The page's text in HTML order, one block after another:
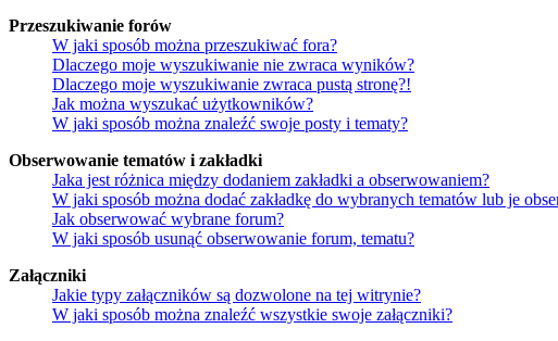
Przeszukiwanie forów
W jaki sposób można przeszukiwać fora?
Dlaczego moje wyszukiwanie nie zwraca wyników?
Dlaczego moje wyszukiwanie zwraca pustą stronę?!
Jak można wyszukać użytkowników?
W jaki sposób można znaleźć swoje posty i tematy?
Obserwowanie tematów i zakładki
Jaka jest różnica między dodaniem zakładki a obserwowaniem?
W jaki sposób można dodać zakładkę do wybranych tematów lub je
Jak obserwować wybrane forum?
W jaki sposób usunąć obserwowanie forum, tematu?
Załączniki
Jakie typy załączników są dozwolone na tej witrynie?
W jaki sposób można znaleźć wszystkie swoje załączniki?